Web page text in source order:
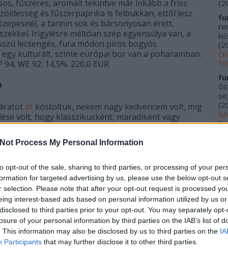
Process My Personal Information
opt-out of the sale, sharing to third parties, or processing of your
for targeted advertising by us, please use the below opt-out
selection. Please note that after your opt-out request is processed
interest-based ads based on personal information utilized by us
to third parties prior to your opt-out. You may separately
of your personal information by third parties on the IAB’s list of
This information may also be disclosed by us to third parties on the
Participants that may further disclose it to other third parties.
fűszeres, aromáit tekintve már inkább a friss
és fűszerpaprika is felbukkan, ettől lesz
a tannin sok és bársonyosan érett,
Irigylésre méltóan szép egyensúlya van, a
lecsengés, fura módon piros bogyós
kulturált, szinte európai bor van a poharamban.
WE 92. 14,5%. 220,0 EUR
itt kóstoltuk, nekem nagy kedvencem volt, míg
volt, hogy klasszikusként, maradiként vagy
inkább a klasszikusok táborát gyarapította.
Parker barátunk 2009-es Bordeaux
a 18 tökéletesre minősített bor közül. Igaz,
felvet bizonyos kérdéseket.
fennmaradó részben cabernet franc és petit
nincs mit érezni. Valami kis fekete bogyósság
nem túl izgalmas. Kóstolásra a közepesnél
noiré. Szép fekete bogyósság, jó fa, sok érett és
a lenyelés után kissé elhalványul, majd hosszú
nem meggyőző. Vagy velem, vagy a palackkal volt
énekel. Valahol6/7 ponthatárán végez. RP 100
EUR
(
(
(
(